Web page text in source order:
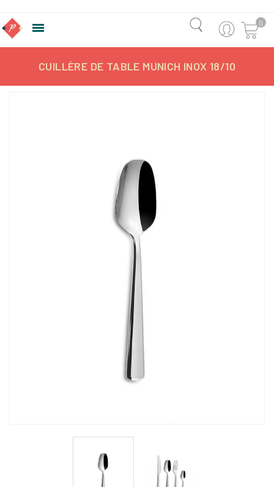
 0
CUILLÈRE DE TABLE MUNICH INOX 18/10